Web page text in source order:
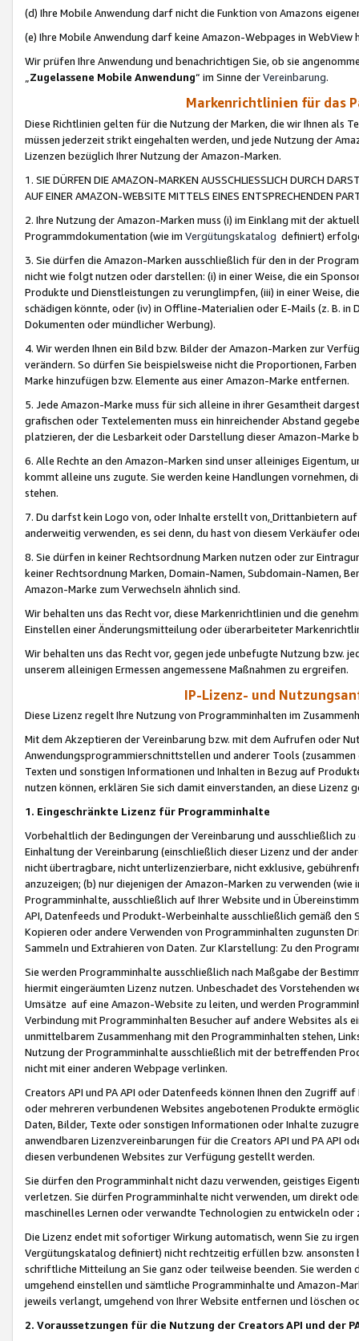
(d) Ihre Mobile Anwendung darf nicht die Funktion von Amazons
(e) Ihre Mobile Anwendung darf keine Amazon-Webpages in WebView
Wir prüfen Ihre Anwendung und benachrichtigen Sie, ob sie
„Zugelassene Mobile Anwendung“ im Sinne derVereinbarung.
Markenrichtlinien für das
Diese Richtlinien gelten für die Nutzung der Marken, die wir Ihnen als
müssen jederzeit strikt eingehalten werden, und jede Nutzung der
Lizenzen bezüglich Ihrer Nutzung der Amazon-Marken.
1. SIE DÜRFEN DIE AMAZON-MARKEN AUSSCHLIESSLICH DURCH
AUF EINER AMAZON-WEBSITE MITTELS EINES ENTSPRECHENDEN
2. Ihre Nutzung der Amazon-Marken muss (i) im Einklang mit der
Programmdokumentation (wie im Vergütungskatalog definiert)
3. Sie dürfen die Amazon-Marken ausschließlich für den in der
nicht wie folgt nutzen oder darstellen: (i) in einer Weise, die ein
Produkte und Dienstleistungen zu verunglimpfen, (iii) in einer Weise,
schädigen könnte, oder (iv) in Offline-Materialien oder E-Mails (z. B. in
Dokumenten oder mündlicher Werbung).
4. Wir werden Ihnen ein Bild bzw. Bilder der Amazon-Marken zur
verändern. So dürfen Sie beispielsweise nicht die Proportionen,
Marke hinzufügen bzw. Elemente aus einer Amazon-Marke entfernen.
5. Jede Amazon-Marke muss für sich alleine in ihrer Gesamtheit
grafischen oder Textelementen muss ein hinreichender Abstand
platzieren, der die Lesbarkeit oder Darstellung dieser Amazon-Marke
6. Alle Rechte an den Amazon-Marken sind unser alleiniges
kommt alleine uns zugute. Sie werden keine Handlungen vornehmen,
stehen.
7. Du darfst kein Logo von, oder Inhalte erstellt von,Drittanbietern auf
anderweitig verwenden, es sei denn, du hast von diesem Verkäufer
8. Sie dürfen in keiner Rechtsordnung Marken nutzen oder zur
keiner Rechtsordnung Marken, Domain-Namen, Subdomain-Namen,
Amazon-Marke zum Verwechseln ähnlich sind.
Wir behalten uns das Recht vor, diese Markenrichtlinien und die
Einstellen einer Änderungsmitteilung oder überarbeiteter
Wir behalten uns das Recht vor, gegen jede unbefugte Nutzung bzw.
unserem alleinigen Ermessen angemessene Maßnahmen zu ergreifen.
IP-Lizenz- und
Diese Lizenz regelt Ihre Nutzung von Programminhalten im
Mit dem Akzeptieren der Vereinbarung bzw. mit dem Aufrufen oder
Anwendungsprogrammierschnittstellen und anderer Tools (zusammen
Texten und sonstigen Informationen und Inhalten in Bezug auf
nutzen können, erklären Sie sich damit einverstanden, an diese Lizenz
1. Eingeschränkte Lizenz für Programminhalte
Vorbehaltlich der Bedingungen der Vereinbarung und ausschließlich
Einhaltung der Vereinbarung (einschließlich dieser Lizenz und der
nicht übertragbare, nicht unterlizenzierbare, nicht exklusive,
anzuzeigen; (b) nur diejenigen der Amazon-Marken zu verwenden
Programminhalte, ausschließlich auf Ihrer Website und in
API, Datenfeeds und Produkt-Werbeinhalte ausschließlich gemäß
Kopieren oder andere Verwenden von Programminhalten zugunsten
Sammeln und Extrahieren von Daten. Zur Klarstellung: Zu den
Sie werden Programminhalte ausschließlich nach Maßgabe der
hiermit eingeräumten Lizenz nutzen. Unbeschadet des Vorstehenden
Umsätze auf eine Amazon-Website zu leiten, und werden
Verbindung mit Programminhalten Besucher auf andere Websites als
unmittelbarem Zusammenhang mit den Programminhalten stehen,
Nutzung der Programminhalte ausschließlich mit der betreffenden
nicht mit einer anderen Webpage verlinken.
Creators API und PA API oder Datenfeeds können Ihnen den Zugriff
oder mehreren verbundenen Websites angebotenen Produkte
Daten, Bilder, Texte oder sonstigen Informationen oder Inhalte
anwendbaren Lizenzvereinbarungen für die Creators API und PA API
diesen verbundenen Websites zur Verfügung gestellt werden.
Sie dürfen den Programminhalt nicht dazu verwenden, geistiges
verletzen. Sie dürfen Programminhalte nicht verwenden, um direkt
maschinelles Lernen oder verwandte Technologien zu entwickeln
Die Lizenz endet mit sofortiger Wirkung automatisch, wenn Sie zu
Vergütungskatalog definiert) nicht rechtzeitig erfüllen bzw. ansonsten
schriftliche Mitteilung an Sie ganz oder teilweise beenden. Sie werden
umgehend einstellen und sämtliche Programminhalte und Amazon-
jeweils verlangt, umgehend von Ihrer Website entfernen und löschen
2. Voraussetzungen für die Nutzung der Creators API und der